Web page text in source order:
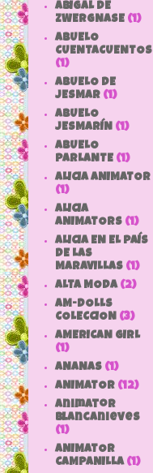
ABIGAL DE
ZWERGNASE (1)
ABUELO
CUENTACUENTOS
(1)
ABUELO DE
JESMAR (1)
ABUELO
JESMARÍN (1)
ABUELO
PARLANTE (1)
ALICIA ANIMATOR
(1)
ALICIA
ANIMATORS (1)
ALICIA EN EL PAÍS
DE LAS
MARAVILLAS (1)
ALTA MODA (2)
AM-DOLLS
COLECCION (3)
AMERICAN GIRL
(1)
ANANAS (1)
ANIMATOR (12)
animator
blancanieves
(1)
ANIMATOR
CAMPANILLA (1)